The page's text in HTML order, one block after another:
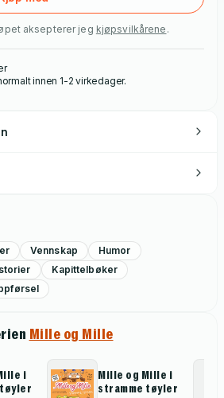
aksepterer jeg kjøpsvilkårene .
innen 1-2 virkedager.
Vennskap
Humor
Kapittelbøker
Mille og Mille
i
Mille og Mille i
stramme tøyler